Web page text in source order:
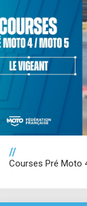
//
Courses Pré Moto